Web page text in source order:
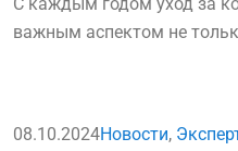
важным аспектом не
08.10.2024Новости,